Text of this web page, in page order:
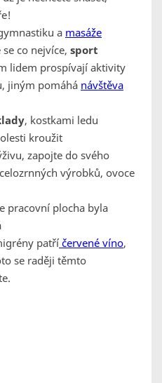
a masáže
co nejvíce, sport
lidem prospívají aktivity
jiným pomáhá návštěva
, kostkami ledu
kroužit
zapojte do svého
výrobků, ovoce
pracovní plocha byla
patříčervené víno,
se raději těmto